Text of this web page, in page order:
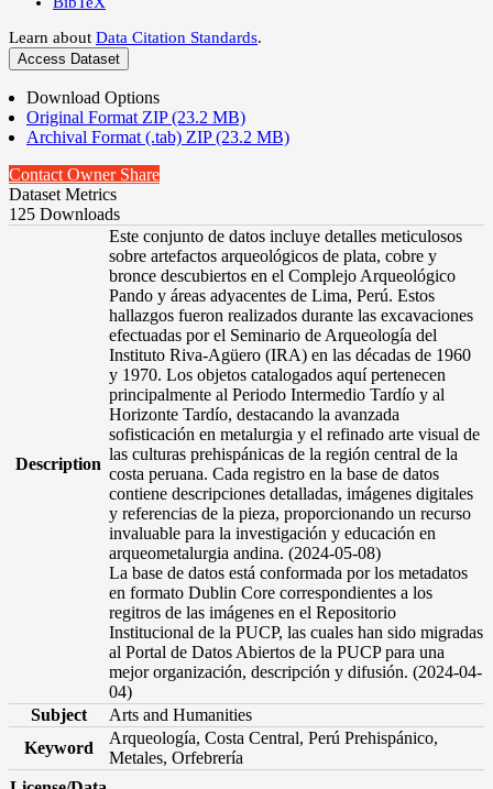
Learn about Data Citation Standards.
Access Dataset
Download Options
Original Format ZIP (23.2 MB)
Archival Format (.tab) ZIP (23.2 MB)
Contact Owner Share
Dataset Metrics
125 Downloads
Description
Este conjunto de datos incluye detalles meticulosos
sobre artefactos arqueológicos de plata, cobre y
bronce descubiertos en el Complejo Arqueológico
Pando y áreas adyacentes de Lima, Perú. Estos
hallazgos fueron realizados durante las excavaciones
efectuadas por el Seminario de Arqueología del
Instituto Riva-Agüero (IRA) en las décadas de 1960
y 1970. Los objetos catalogados aquí pertenecen
principalmente al Periodo Intermedio Tardío y al
Horizonte Tardío, destacando la avanzada
sofisticación en metalurgia y el refinado arte visual de
las culturas prehispánicas de la región central de la
costa peruana. Cada registro en la base de datos
contiene descripciones detalladas, imágenes digitales
y referencias de la pieza, proporcionando un recurso
invaluable para la investigación y educación en
arqueometalurgia andina. (2024-05-08)
La base de datos está conformada por los metadatos
en formato Dublin Core correspondientes a los
regitros de las imágenes en el Repositorio
Institucional de la PUCP, las cuales han sido migradas
al Portal de Datos Abiertos de la PUCP para una
mejor organización, descripción y difusión. (2024-04-
04)
Subject
Arts and Humanities
Keyword
Arqueología, Costa Central, Perú Prehispánico,
Metales, Orfebrería